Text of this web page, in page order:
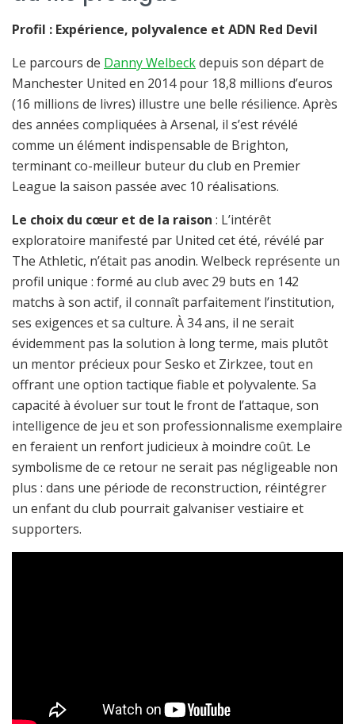
Profil : Expérience, polyvalence et ADN Red Devil
Le parcours de Danny Welbeckdepuis son départ de
Manchester United en 2014 pour 18,8 millions d’euros
(16 millions de livres) illustre une belle résilience. Après
des années compliquées à Arsenal, il s’est révélé
comme un élément indispensable de Brighton,
terminant co-meilleur buteur du club en Premier
League la saison passée avec 10 réalisations.
Le choix du cœur et de la raison : L’intérêt
exploratoire manifesté par United cet été, révélé par
The Athletic, n’était pas anodin. Welbeck représente un
profil unique : formé au club avec 29 buts en 142
matchs à son actif, il connaît parfaitement l’institution,
ses exigences et sa culture. À 34 ans, il ne serait
évidemment pas la solution à long terme, mais plutôt
un mentor précieux pour Sesko et Zirkzee, tout en
offrant une option tactique fiable et polyvalente. Sa
capacité à évoluer sur tout le front de l’attaque, son
intelligence de jeu et son professionnalisme exemplaire
en feraient un renfort judicieux à moindre coût. Le
symbolisme de ce retour ne serait pas négligeable non
plus : dans une période de reconstruction, réintégrer
un enfant du club pourrait galvaniser vestiaire et
supporters.